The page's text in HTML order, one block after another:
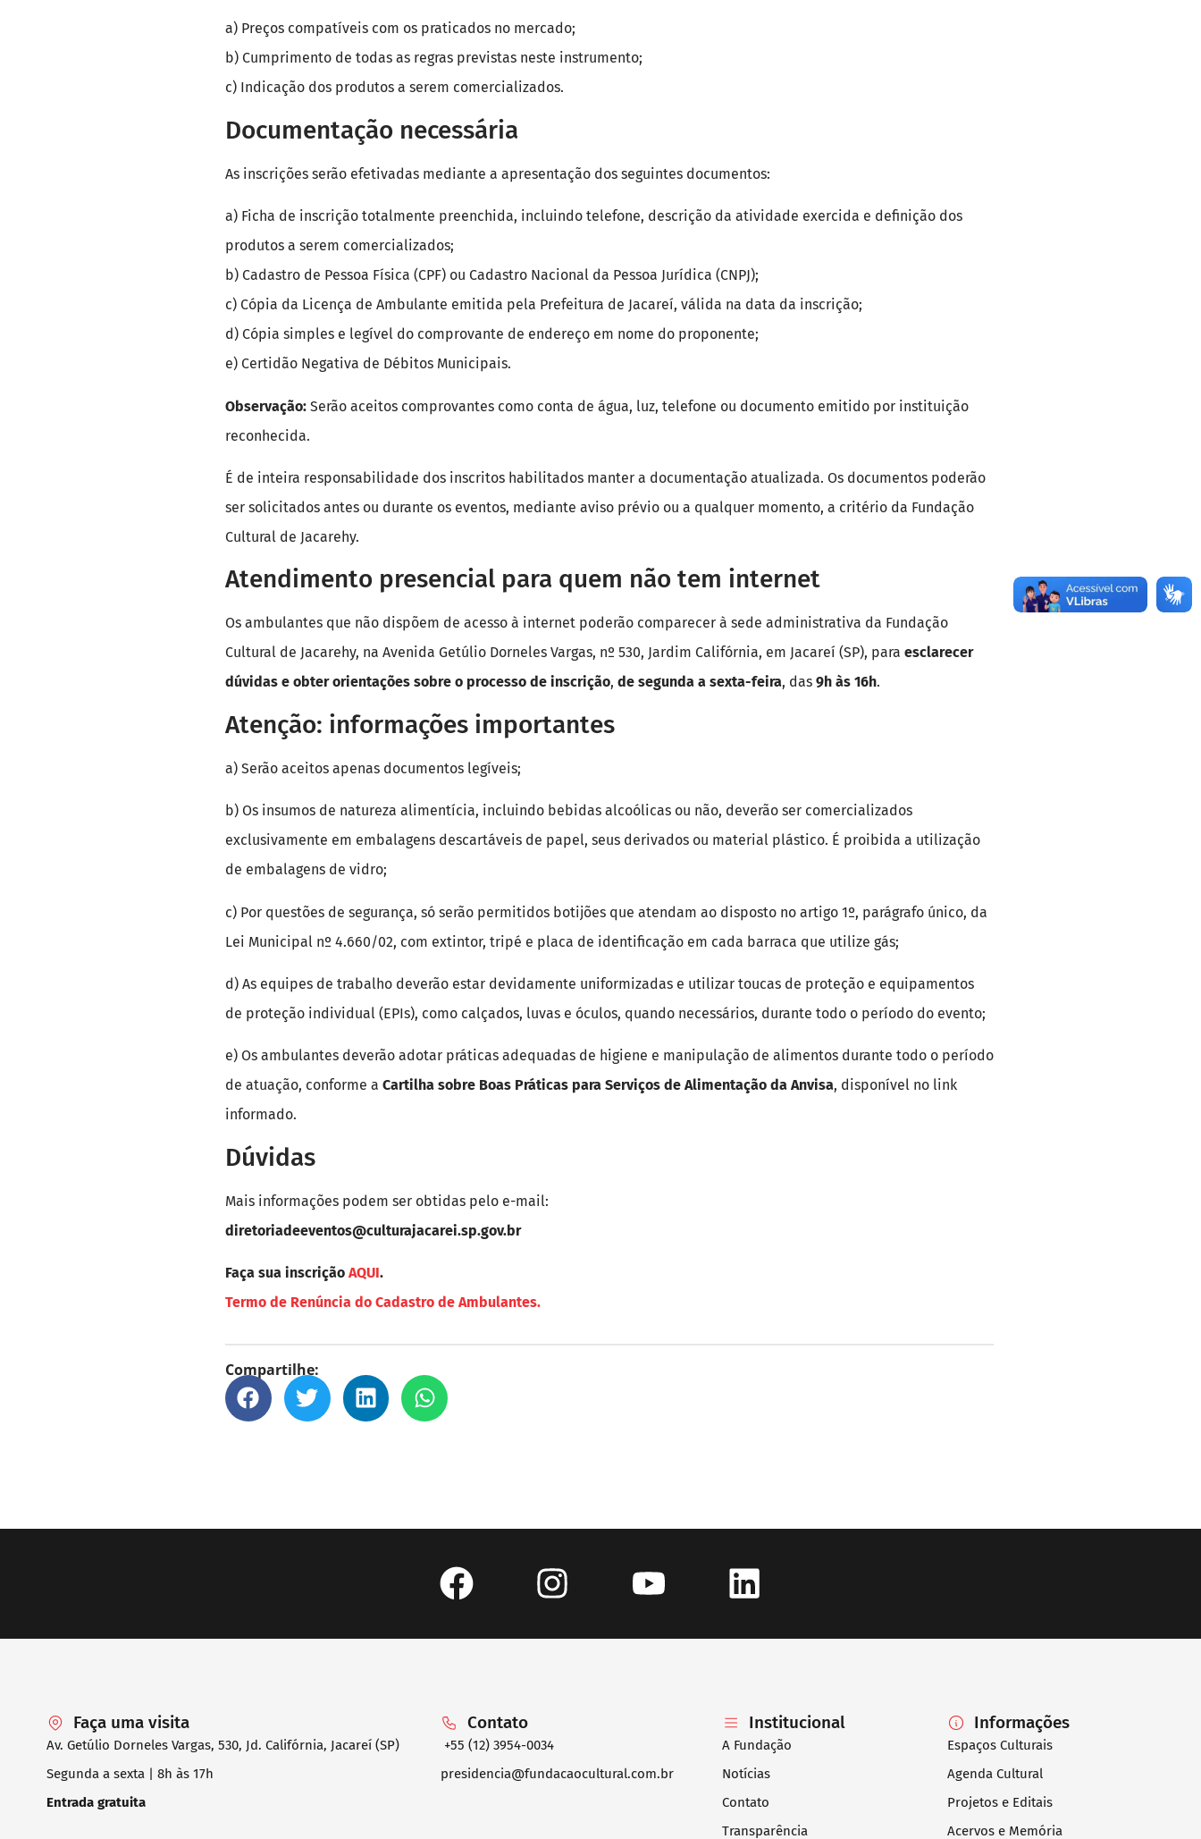
a) Preços compatíveis com os praticados no mercado;
b) Cumprimento de todas as regras previstas neste instrumento;
c) Indicação dos produtos a serem comercializados.
Documentação necessária
As inscrições serão efetivadas mediante a apresentação dos seguintes documentos:
a) Ficha de inscrição totalmente preenchida, incluindo telefone, descrição da atividade exercida e definição dos
produtos a serem comercializados;
b) Cadastro de Pessoa Física (CPF) ou Cadastro Nacional da Pessoa Jurídica (CNPJ);
c) Cópia da Licença de Ambulante emitida pela Prefeitura de Jacareí, válida na data da inscrição;
d) Cópia simples e legível do comprovante de endereço em nome do proponente;
e) Certidão Negativa de Débitos Municipais.
Observação: Serão aceitos comprovantes como conta de água, luz, telefone ou documento emitido por instituição
reconhecida.
É de inteira responsabilidade dos inscritos habilitados manter a documentação atualizada. Os documentos poderão
ser solicitados antes ou durante os eventos, mediante aviso prévio ou a qualquer momento, a critério da Fundação
Cultural de Jacarehy.
Atendimento presencial para quem não tem internet
Os ambulantes que não dispõem de acesso à internet poderão comparecer à sede administrativa da Fundação
Cultural de Jacarehy, na Avenida Getúlio Dorneles Vargas, nº 530, Jardim Califórnia, em Jacareí (SP), para esclarecer
dúvidas e obter orientações sobre o processo de inscrição, de segunda a sexta-feira, das 9h às 16h.
Atenção: informações importantes
a) Serão aceitos apenas documentos legíveis;
b) Os insumos de natureza alimentícia, incluindo bebidas alcoólicas ou não, deverão ser comercializados
exclusivamente em embalagens descartáveis de papel, seus derivados ou material plástico. É proibida a utilização
de embalagens de vidro;
c) Por questões de segurança, só serão permitidos botijões que atendam ao disposto no artigo 1º, parágrafo único, da
Lei Municipal nº 4.660/02, com extintor, tripé e placa de identificação em cada barraca que utilize gás;
d) As equipes de trabalho deverão estar devidamente uniformizadas e utilizar toucas de proteção e equipamentos
de proteção individual (EPIs), como calçados, luvas e óculos, quando necessários, durante todo o período do evento;
e) Os ambulantes deverão adotar práticas adequadas de higiene e manipulação de alimentos durante todo o período
de atuação, conforme a Cartilha sobre Boas Práticas para Serviços de Alimentação da Anvisa, disponível no link
informado.
Dúvidas
Mais informações podem ser obtidas pelo e-mail:
diretoriadeeventos@culturajacarei.sp.gov.br
Faça sua inscrição AQUI.
Termo de Renúncia do Cadastro de Ambulantes.
Compartilhe:
Faça uma visita
Av. Getúlio Dorneles Vargas, 530, Jd. Califórnia, Jacareí (SP)
Segunda a sexta | 8h às 17h
Entrada gratuita
Contato
+55 (12) 3954-0034
presidencia@fundacaocultural.com.br
Institucional
A Fundação
Notícias
Contato
Transparência
Informações
Espaços Culturais
Agenda Cultural
Projetos e Editais
Acervos e Memória